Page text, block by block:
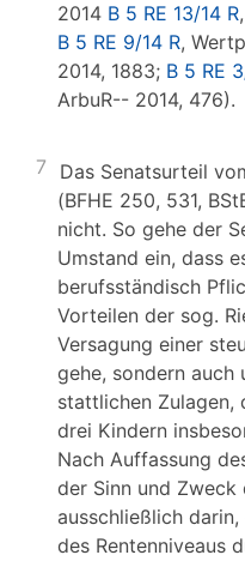
2014 B 5 RE 13/14 R
B 5 RE 9/14 R,
2014, 1883; B 5 RE
ArbuR-- 2014, 476).
7 Das Senatsurteil
(BFHE 250, 531,
nicht. So gehe der
Umstand ein, dass
berufsständisch
Vorteilen der sog.
Versagung einer
gehe, sondern auch
stattlichen Zulagen,
drei Kindern
Nach Auffassung
der Sinn und Zweck
ausschließlich
des Rentenniveaus